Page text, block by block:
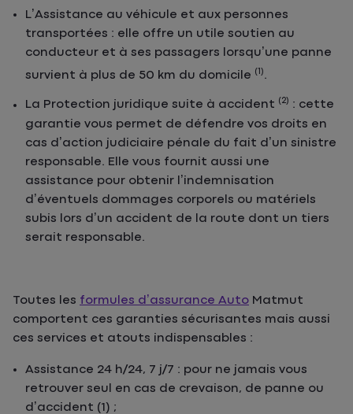
L’Assistance au véhicule et aux personnes
transportées : elle offre un utile soutien au
conducteur et à ses passagers lorsqu’une panne
survient à plus de 50 km du domicile (1).
La Protection juridique suite à accident (2) : cette
garantie vous permet de défendre vos droits en
cas d’action judiciaire pénale du fait d’un sinistre
responsable. Elle vous fournit aussi une
assistance pour obtenir l’indemnisation
d’éventuels dommages corporels ou matériels
subis lors d’un accident de la route dont un tiers
serait responsable.
Toutes les formules d’assurance Auto Matmut
comportent ces garanties sécurisantes mais aussi
ces services et atouts indispensables :
Assistance 24 h/24, 7 j/7 : pour ne jamais vous
retrouver seul en cas de crevaison, de panne ou
d’accident (1) ;